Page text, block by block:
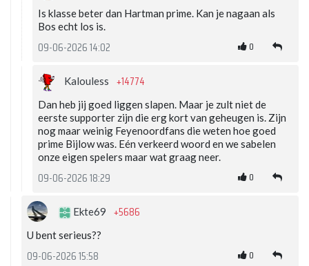
Is klasse beter dan Hartman prime. Kan je nagaan als
Bos echt los is.
09-06-2026 14:02 0
Kalouless +14774
Dan heb jij goed liggen slapen. Maar je zult niet de
eerste supporter zijn die erg kort van geheugen is. Zijn
nog maar weinig Feyenoordfans die weten hoe goed
prime Bijlow was. Eén verkeerd woord en we sabelen
onze eigen spelers maar wat graag neer.
09-06-2026 18:29 0
Ekte69 +5686
U bent serieus??
09-06-2026 15:58 0